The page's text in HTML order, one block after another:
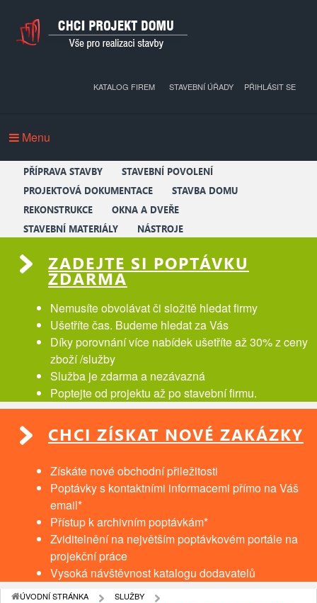
PŘIHLÁSIT SE
KATALOG FIREM STAVEBNÍ ÚŘADY
Menu
PŘÍPRAVA STAVBY
STAVEBNÍ POVOLENÍ
PROJEKTOVÁ DOKUMENTACE
STAVBA DOMU
REKONSTRUKCE
OKNA A DVEŘE
STAVEBNÍ MATERIÁLY
NÁSTROJE
ZADEJTE SI POPTÁVKU
ZDARMA
Nemusíte obvolávat či složitě hledat firmy
Ušetříte čas. Budeme hledat za Vás
Díky porovnání více nabídek ušetříte až 30% z ceny
zboží /služby
Služba je zdarma a nezávazná
Poptejte od projektu až po stavební firmu.
CHCI ZÍSKAT NOVÉ ZAKÁZKY
Získáte nové obchodní přiležitosti
Poptávky s kontaktními informacemi přímo na Váš
email*
Přístup k archivním poptávkám*
Zviditelnění na největším poptávkovém portále na
projekční práce
Vysoká návštěvnost katalogu dodavatelů
ÚVODNÍ STRÁNKA
SLUŽBY